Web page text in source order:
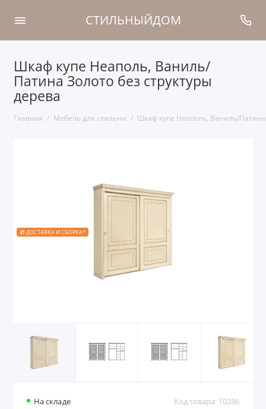
СТИЛЬНЫЙДОМ
Шкаф купе Неаполь, Ваниль/
Патина Золото без структуры
дерева
Главная Мебель для спальни Шкаф купе Неаполь, Ваниль/Патина
🎁 ДОСТАВКА И СБОРКА*
На складе Код товара: 10286